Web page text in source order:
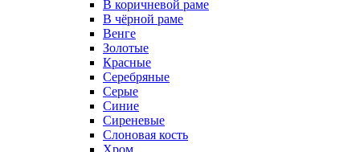
В коричневой раме
В чёрной раме
Венге
Золотые
Красные
Серебряные
Серые
Синие
Сиреневые
Слоновая кость
Хром